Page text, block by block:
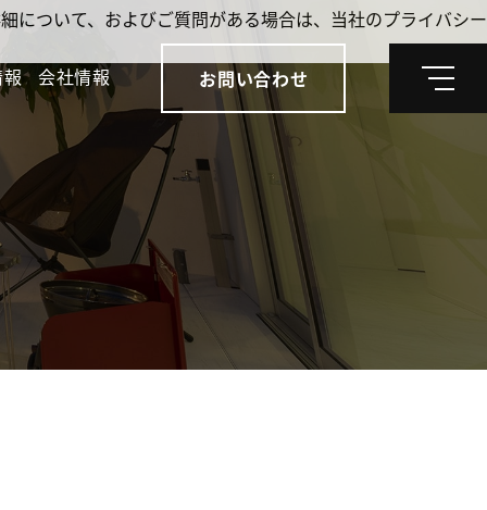
会社情報 お問い合わせ
メ
について、およびご質問がある場合は、当社のプライバシー